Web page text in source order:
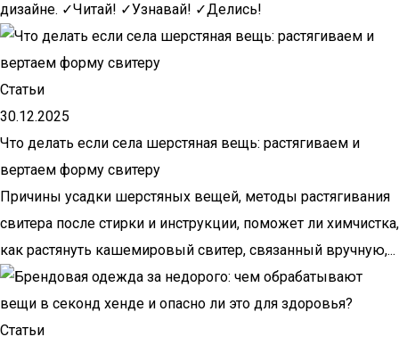
дизайне. ✓Читай! ✓Узнавай! ✓Делись!
Статьи
30.12.2025
Что делать если села шерстяная вещь: растягиваем и
вертаем форму свитеру
Причины усадки шерстяных вещей, методы растягивания
свитера после стирки и инструкции, поможет ли химчистка,
как растянуть кашемировый свитер, связанный вручную,...
Статьи